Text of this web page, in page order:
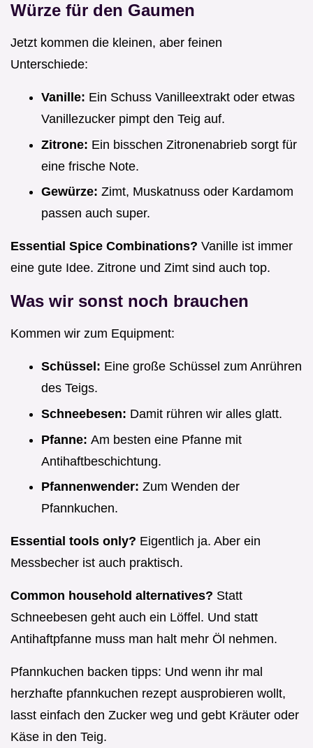
Würze für den Gaumen
Jetzt kommen die kleinen, aber feinen
Unterschiede:
Vanille: Ein Schuss Vanilleextrakt oder etwas
Vanillezucker pimpt den Teig auf.
Zitrone: Ein bisschen Zitronenabrieb sorgt für
eine frische Note.
Gewürze: Zimt, Muskatnuss oder Kardamom
passen auch super.
Essential Spice Combinations? Vanille ist immer
eine gute Idee. Zitrone und Zimt sind auch top.
Was wir sonst noch brauchen
Kommen wir zum Equipment:
Schüssel: Eine große Schüssel zum Anrühren
des Teigs.
Schneebesen: Damit rühren wir alles glatt.
Pfanne: Am besten eine Pfanne mit
Antihaftbeschichtung.
Pfannenwender: Zum Wenden der
Pfannkuchen.
Essential tools only? Eigentlich ja. Aber ein
Messbecher ist auch praktisch.
Common household alternatives? Statt
Schneebesen geht auch ein Löffel. Und statt
Antihaftpfanne muss man halt mehr Öl nehmen.
Pfannkuchen backen tipps: Und wenn ihr mal
herzhafte pfannkuchen rezept ausprobieren wollt,
lasst einfach den Zucker weg und gebt Kräuter oder
Käse in den Teig.